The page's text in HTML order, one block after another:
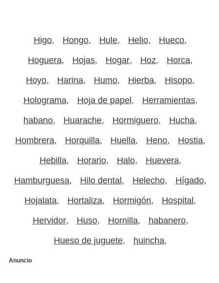
Higo Hongo Hule Helio Hueco
Hoguera Hojas Hogar Hoz Horca
Hoyo Harina Humo Hierba Hisopo
Holograma Hoja de papel Herramientas
habano Huarache Hormiguero Hucha
Hombrera Horquilla Huella Heno Hostia
Hebilla Horario Halo Huevera
Hamburguesa Hilo dental Helecho Hígado
Hojalata Hortaliza Hormigón Hospital
Hervidor Huso Hornilla habanero
Hueso de juguete huincha
Anuncio